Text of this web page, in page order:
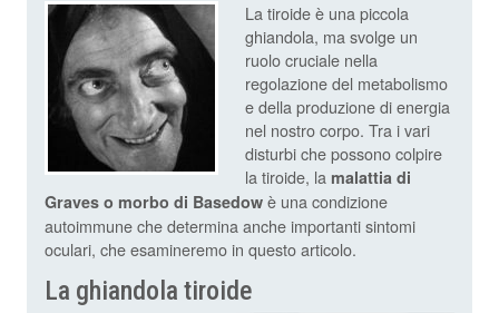
La tiroide è una piccola
ghiandola, ma svolge un
ruolo cruciale nella
regolazione del metabolismo
e della produzione di energia
nel nostro corpo. Tra i vari
disturbi che possono colpire
la tiroide, la malattia di
Graves o morbo di Basedow è una condizione
autoimmune che determina anche importanti sintomi
oculari, che esamineremo in questo articolo.
La ghiandola tiroide